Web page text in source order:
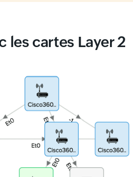
les cartes Layer 2